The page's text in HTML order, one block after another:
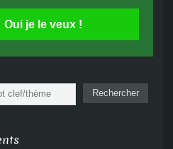
Oui je le veux !
Rechercher